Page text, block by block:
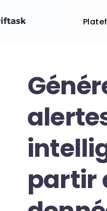
partir